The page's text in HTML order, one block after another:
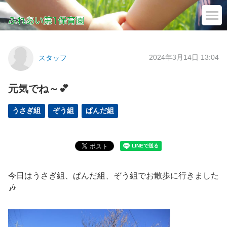
スタッフ 2024年3月14日 13:04
元気でね～💕
うさぎ組 ぞう組 ぱんだ組
今日はうさぎ組、ぱんだ組、ぞう組でお散歩に行きました
🎶